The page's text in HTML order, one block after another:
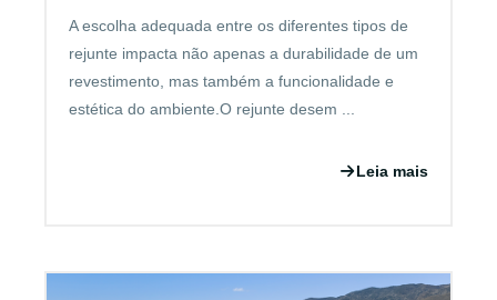
A escolha adequada entre os diferentes tipos de
rejunte impacta não apenas a durabilidade de um
revestimento, mas também a funcionalidade e
estética do ambiente.O rejunte desem ...
Leia mais